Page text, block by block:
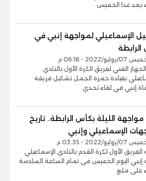
بعد غدا الخميس
الإسماعيلي لمواجهة إنبي في
يوليو/2022 - 06:18 م
الفني لفريق الكرة الأول بالنادي
بقيادة حمزة الجمل تشكيل فريقه
إنبي في لقاء تحدي
الليلة بكأس الرابطة.. تاريخ
الإسماعيلي وإنبي
يوليو/2022 - 03:35 م
الفريق الأول لكرة القدم بالنادي الإسماعيلي
إنبي اليوم الخميس فى تمام الساعة السادسة
على ملع